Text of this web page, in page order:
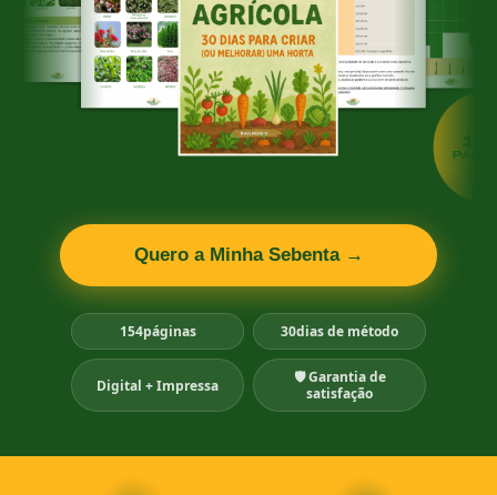
Quero a Minha Sebenta →
154páginas 30dias de método
Digital + Impressa
🛡 Garantia de
satisfação